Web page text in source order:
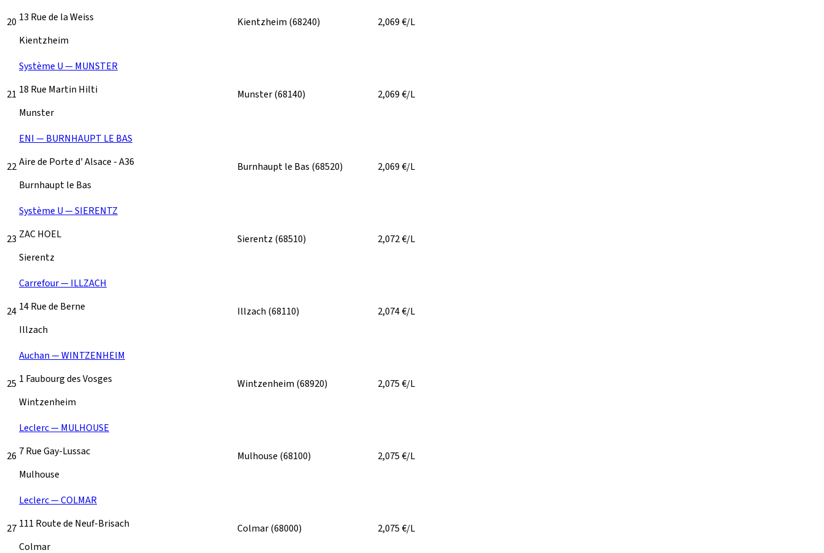
20 13 Rue de la Weiss
Kientzheim
Kientzheim (68240) 2,069€/L
21
Système U — MUNSTER
18 Rue Martin Hilti
Munster
Munster(68140) 2,069€/L
22
ENI — BURNHAUPT LE BAS
Aire de Porte d' Alsace - A36
Burnhaupt le Bas
Burnhaupt le Bas (68520) 2,069€/L
23
Système U — SIERENTZ
ZAC HOEL
Sierentz
Sierentz (68510) 2,072€/L
24
Carrefour — ILLZACH
14 Rue de Berne
Illzach
Illzach (68110) 2,074€/L
25
Auchan — WINTZENHEIM
1 Faubourg des Vosges
Wintzenheim
Wintzenheim (68920) 2,075€/L
26
Leclerc — MULHOUSE
7 Rue Gay-Lussac
Mulhouse
Mulhouse (68100) 2,075€/L
27
Leclerc — COLMAR
111 Route de Neuf-Brisach
Colmar
Colmar(68000) 2,075€/L